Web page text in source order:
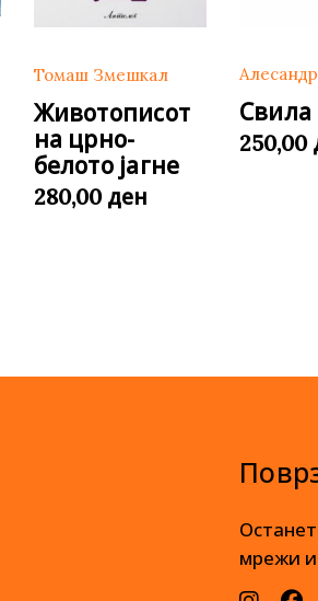
Томаш Змешкал
Животописот
на црно-
белото јагне
280,00 ден
Свила
250,00
мрежи и